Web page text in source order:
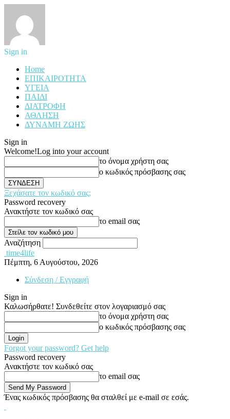
Sign in
Home
ΕΠΙΚΑΙΡΟΤΗΤΑ
ΥΓΕΙΑ
ΠΑΙΔΙ
ΔΙΑΤΡΟΦΗ
ΑΘΛΗΣΗ
ΔΥΝΑΜΗ ΖΩΗΣ
Sign in
Welcome!Log into your account
το όνομα χρήστη σας
ο κωδικός πρόσβασης σας
Ξεχάσατε τον κωδικό σας;
Password recovery
Ανακτήστε τον κωδικό σας
το email σας
Αναζήτηση
time4life
Πέμπτη, 6 Αυγούστου, 2026
Σύνδεση / Εγγραφή
Sign in
Καλωσήρθατε! Συνδεθείτε στον λογαριασμό σας
το όνομα χρήστη σας
ο κωδικός πρόσβασης σας
Forgot your password? Get help
Password recovery
Ανακτήστε τον κωδικό σας
το email σας
Ένας κωδικός πρόσβασης θα σταλθεί με e-mail σε εσάς.